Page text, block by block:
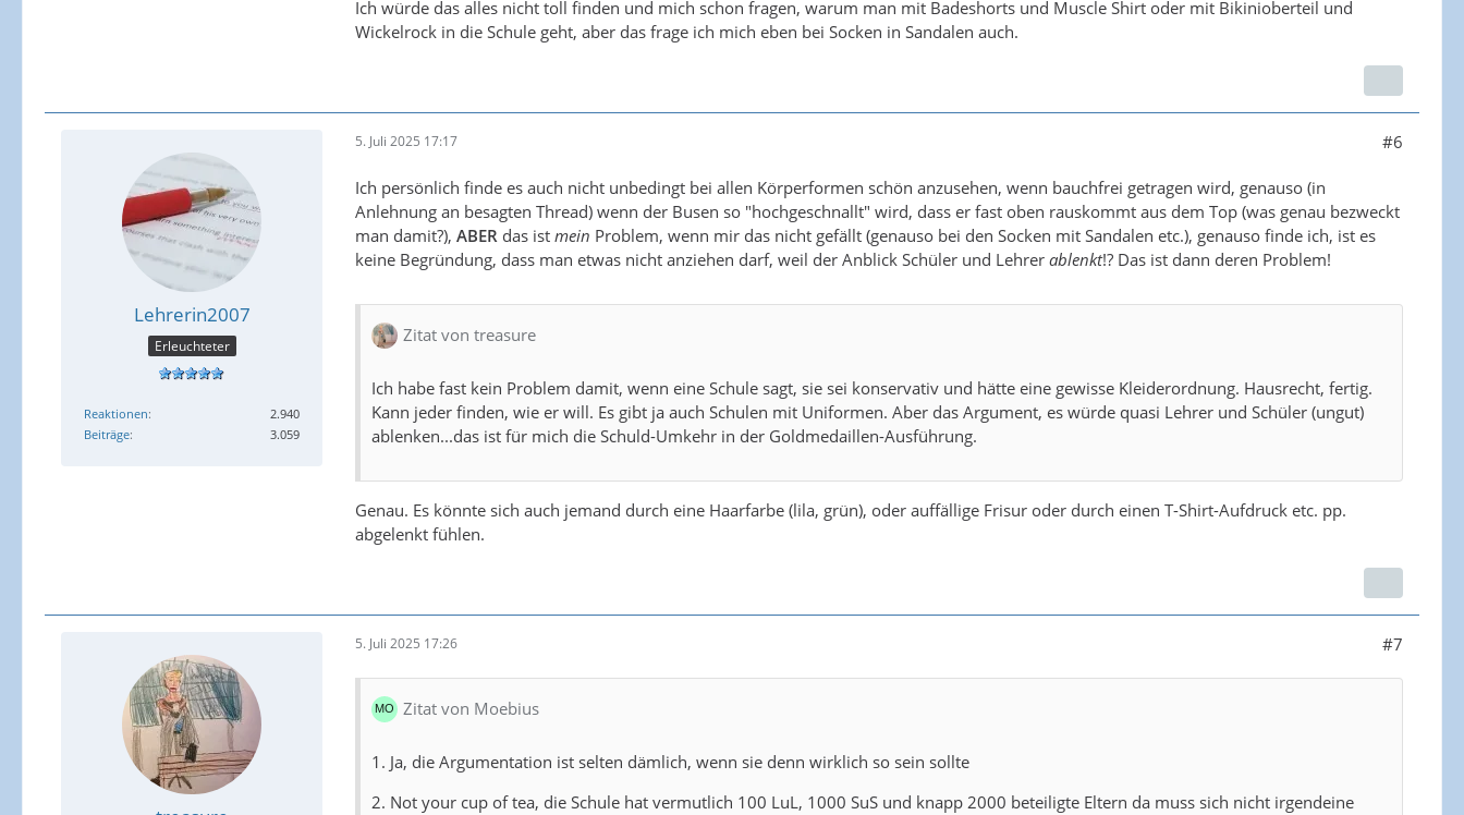
Ich würde das alles nicht toll finden und mich schon fragen, warum man mit Badeshorts und Muscle Shirt oder mit Bikinioberteil und
Wickelrock in die Schule geht, aber das frage ich mich eben bei Socken in Sandalen auch.
Lehrerin2007
Erleuchteter
Reaktionen
2.940
Beiträge
3.059
5. Juli 2025 17:17 #6
Ich persönlich finde es auch nicht unbedingt bei allen Körperformen schön anzusehen, wenn bauchfrei getragen wird, genauso (in
Anlehnung an besagten Thread) wenn der Busen so "hochgeschnallt" wird, dass er fast oben rauskommt aus dem Top (was genau bezweckt
man damit?), ABER das ist mein Problem, wenn mir das nicht gefällt (genauso bei den Socken mit Sandalen etc.), genauso finde ich, ist es
keine Begründung, dass man etwas nicht anziehen darf, weil der Anblick Schüler und Lehrer ablenkt!? Das ist dann deren Problem!
Zitat von treasure
Ich habe fast kein Problem damit, wenn eine Schule sagt, sie sei konservativ und hätte eine gewisse Kleiderordnung. Hausrecht, fertig.
Kann jeder finden, wie er will. Es gibt ja auch Schulen mit Uniformen. Aber das Argument, es würde quasi Lehrer und Schüler (ungut)
ablenken...das ist für mich die Schuld-Umkehr in der Goldmedaillen-Ausführung.
Genau. Es könnte sich auch jemand durch eine Haarfarbe (lila, grün), oder auffällige Frisur oder durch einen T-Shirt-Aufdruck etc. pp.
abgelenkt fühlen.
5. Juli 2025 17:26 #7
Zitat von Moebius
1. Ja, die Argumentation ist selten dämlich, wenn sie denn wirklich so sein sollte
2. Not your cup of tea, die Schule hat vermutlich 100 LuL, 1000 SuS und knapp 2000 beteiligte Eltern da muss sich nicht irgendeine